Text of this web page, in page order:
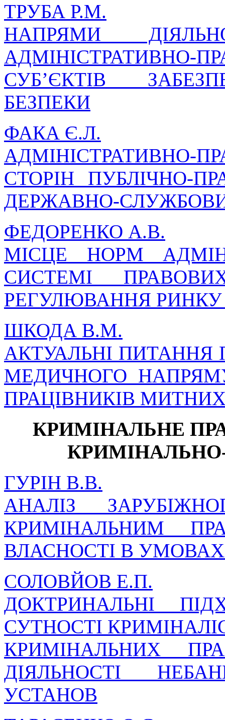
ТРУБА Р.М.
НАПРЯМИ
СУБ’ЄКТІВ
БЕЗПЕКИ
ФАКА Є.Л.
АДМІНІСТРАТИВНО-
СТОРІН ПУБЛІЧНО-
ДЕРЖАВНО-
ФЕДОРЕНКО А.В.
МІСЦЕ НОРМ
СИСТЕМІ
РЕГУЛЮВАННЯ
ШКОДА В.М.
АКТУАЛЬНІ
МЕДИЧНОГО
ПРАЦІВНИКІВ
КРИМІНАЛЬНЕ
ГУРІН В.В.
АНАЛІЗ
КРИМІНАЛЬНИМ
ВЛАСНОСТІ В
СОЛОВЙОВ Е.П.
ДОКТРИНАЛЬНІ
СУТНОСТІ
КРИМІНАЛЬНИХ
ДІЯЛЬНОСТІ
УСТАНОВ